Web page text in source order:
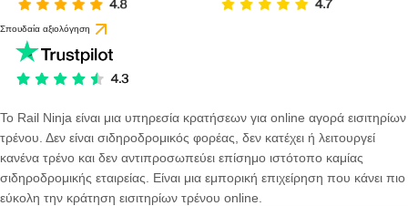
Σπουδαία αξιολόγηση
Το Rail Ninja είναι μια υπηρεσία κρατήσεων για online αγορά εισιτηρίων
τρένου. Δεν είναι σιδηροδρομικός φορέας, δεν κατέχει ή λειτουργεί
κανένα τρένο και δεν αντιπροσωπεύει επίσημο ιστότοπο καμίας
σιδηροδρομικής εταιρείας. Είναι μια εμπορική επιχείρηση που κάνει πιο
εύκολη την κράτηση εισιτηρίων τρένου online.